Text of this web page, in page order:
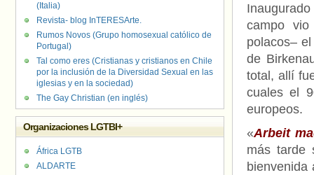
campo
polacos–
de
total, allí
cuales el
europeos.
«Arbeit
más tarde
bienvenida
(Italia)
Revista- blog InTERESArte.
Rumos Novos (Grupo homosexual católico de
Portugal)
Tal como eres (Cristianas y cristianos en Chile
por la inclusión de la Diversidad Sexual en las
iglesias y en la sociedad)
The Gay Christian (en inglés)
Organizaciones LGTBI+
África LGTB
ALDARTE